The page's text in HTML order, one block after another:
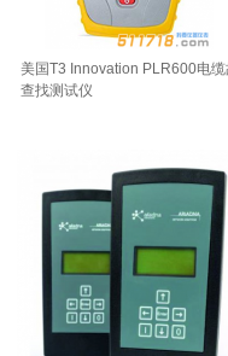
美国T3 Innovation PLR600电
查找测试仪